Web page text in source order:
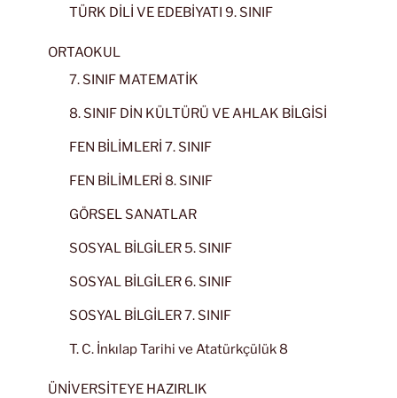
TÜRK DİLİ VE EDEBİYATI 9. SINIF
ORTAOKUL
7. SINIF MATEMATİK
8. SINIF DİN KÜLTÜRÜ VE AHLAK BİLGİSİ
FEN BİLİMLERİ 7. SINIF
FEN BİLİMLERİ 8. SINIF
GÖRSEL SANATLAR
SOSYAL BİLGİLER 5. SINIF
SOSYAL BİLGİLER 6. SINIF
SOSYAL BİLGİLER 7. SINIF
T. C. İnkılap Tarihi ve Atatürkçülük 8
ÜNİVERSİTEYE HAZIRLIK